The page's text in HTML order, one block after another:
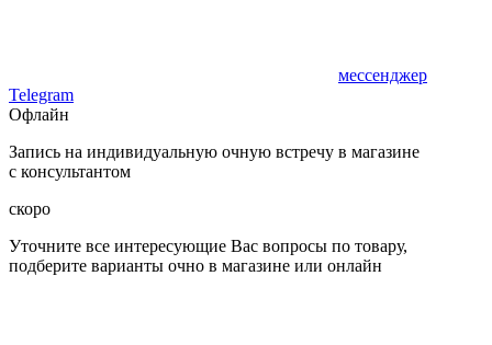
мессенджер
Telegram
Офлайн
Запись на индивидуальную очную встречу в магазине
с консультантом
скоро
Уточните все интересующие Вас вопросы по товару,
подберите варианты очно в магазине или онлайн